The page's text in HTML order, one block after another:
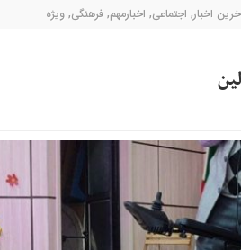
اخبار, اجتماعی, اخبارمهم, فرهنگی, ویژه